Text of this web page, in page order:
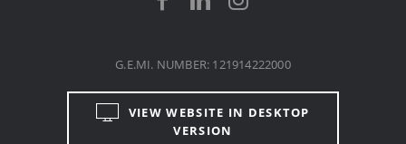
VIEW WEBSITE IN DESKTOP
VERSION
G.E.MI. NUMBER: 121914222000